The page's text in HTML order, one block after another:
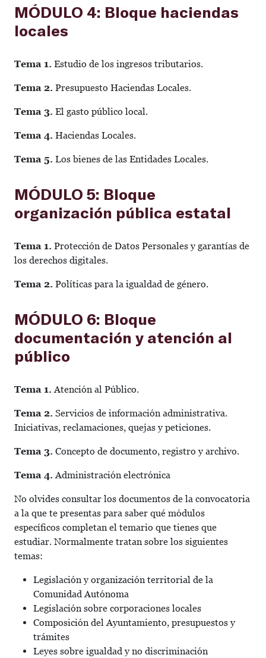
MÓDULO 4: Bloque haciendas
locales
Tema 1. Estudio de los ingresos tributarios.
Tema 2. Presupuesto Haciendas Locales.
Tema 3. El gasto público local.
Tema 4. Haciendas Locales.
Tema 5. Los bienes de las Entidades Locales.
MÓDULO 5: Bloque
organización pública estatal
Tema 1. Protección de Datos Personales y garantías de
los derechos digitales.
Tema 2. Políticas para la igualdad de género.
MÓDULO 6: Bloque
documentación y atención al
público
Tema 1. Atención al Público.
Tema 2. Servicios de información administrativa.
Iniciativas, reclamaciones, quejas y peticiones.
Tema 3. Concepto de documento, registro y archivo.
Tema 4. Administración electrónica
No olvides consultar los documentos de la convocatoria
a la que te presentas para saber qué módulos
específicos completan el temario que tienes que
estudiar. Normalmente tratan sobre los siguientes
temas:
Legislación y organización territorial de la
Comunidad Autónoma
Legislación sobre corporaciones locales
Composición del Ayuntamiento, presupuestos y
trámites
Leyes sobre igualdad y no discriminación